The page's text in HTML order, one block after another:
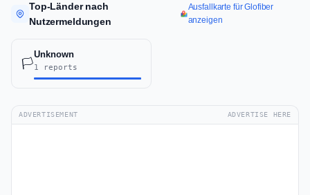
Top-Länder nach
Nutzermeldungen
Ausfallkarte für Glofiber
anzeigen
🏳️
Unknown
1 reports
ADVERTISEMENT ADVERTISE HERE